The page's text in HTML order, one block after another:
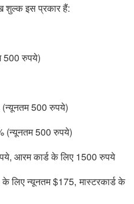
शुल्क इस प्रकार हैं:
500 रुपये)
500 रुपये)
(न्यूनतम 500 रुपये)
आरम कार्ड के लिए 1500 रुपये
के लिए न्यूनतम $175, मास्टरकार्ड के